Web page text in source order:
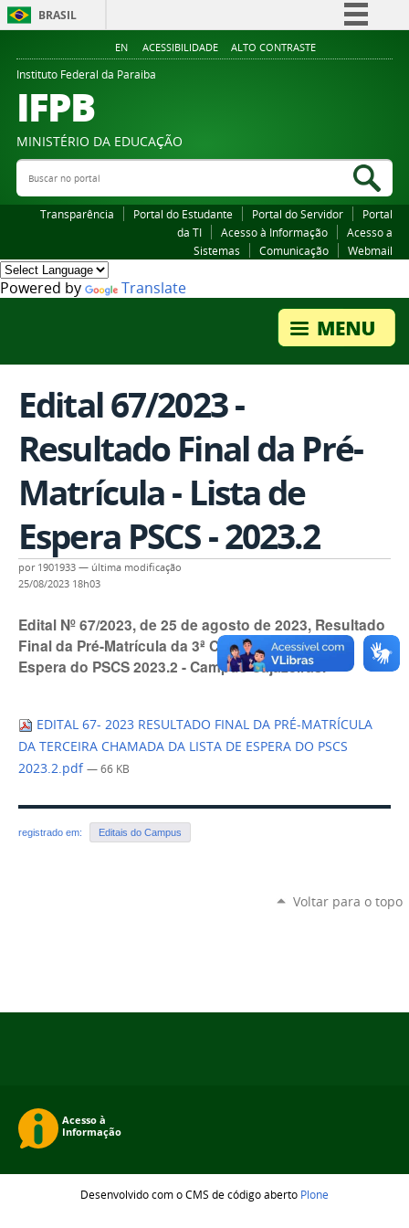
BRASIL
Simplifique!
Legislação
EN ACESSIBILIDADE ALTO CONTRASTE
Instituto Federal da Paraiba
IFPB
MINISTÉRIO DA EDUCAÇÃO
Buscar no portal
Transparência Portal do Estudante Portal do Servidor
Portal
da TI
Acesso à Informação
Acesso a
Sistemas
Comunicação Webmail
Powered by Translate
Edital 67/2023 -
Resultado Final da Pré-
Matrícula - Lista de
Espera PSCS - 2023.2
por 1901933 — última modificação
25/08/2023 18h03
Edital Nº 67/2023, de 25 de agosto de 2023, Resultado
Final da Pré-Matrícula da 3ª Chamada da Lista de
Espera do PSCS 2023.2 - Campus Cajazeiras.
EDITAL 67- 2023 RESULTADO FINAL DA PRÉ-MATRÍCULA
DA TERCEIRA CHAMADA DA LISTA DE ESPERA DO PSCS
2023.2.pdf — 66 KB
registrado em: Editais do Campus
Voltar para o topo
Desenvolvido com o CMS de código aberto Plone